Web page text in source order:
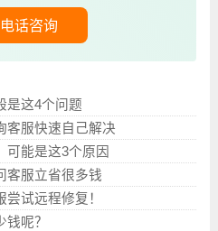
电话咨询
是这4个问题
客服快速自己解决
可能是这3个原因
客服立省很多钱
试远程修复！
呢？